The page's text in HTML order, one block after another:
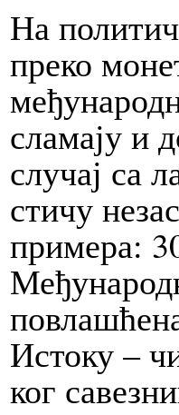
На
преко
сла­ма­ју и
слу­чај са
стичу
примера:
Исто­ку –
ког